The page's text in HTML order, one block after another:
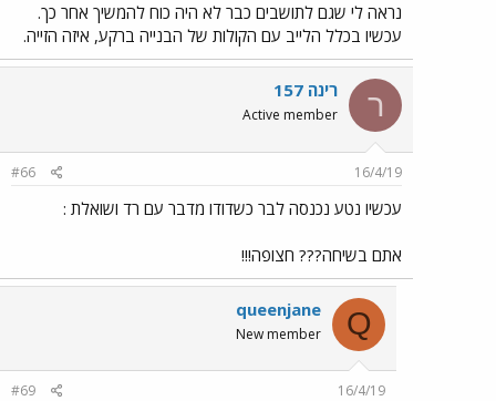
נראה לי שגם לתושבים כבר לא היה כוח להמשיך אחר כך.
עכשיו בכלל הלייב עם הקולות של הבנייה ברקע, איזה הזייה.
ר רינה 157
Active member
16/4/19
#66
עכשיו נטע נכנסה לבר כשדודו מדבר עם רד ושואלת :
אתם בשיחה??? חצופה!!!
Q
queenjane
New member
16/4/19
#69